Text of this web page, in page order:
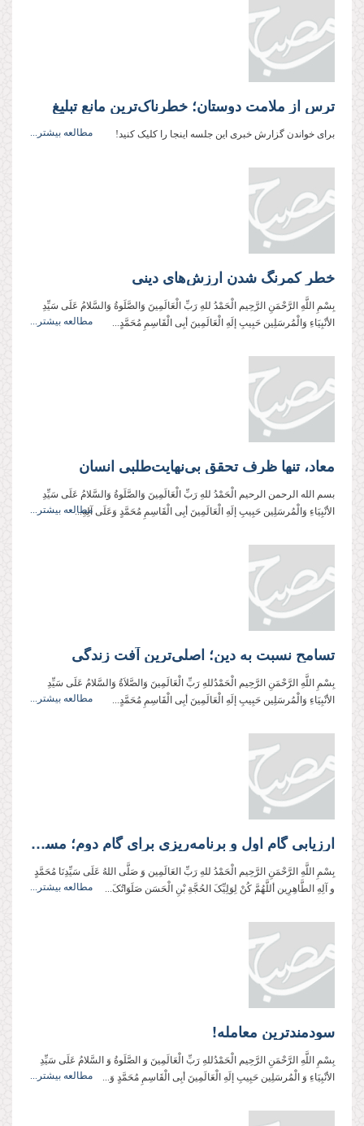
ترس از ملامت دوستان؛ خطرناک‌ترین مانع تبلیغ
برای خواندن گزارش خبری این جلسه اینجا را کلیک کنید! مطالعه بیشتر...
خطر کمرنگ شدن ارزش‌های دینی
بِسْمِ اللَّهِ الرَّحْمَنِ الرَّحِیم الْحَمْدُ للهِ رَبِّ الْعَالَمِینَ وَالصَّلَوةُ وَالسَّلامُ عَلَی سَیِّدِ
الأنْبِیَاءِ وَالْمُرسَلِین حَبِیبِ إلَهِ الْعَالَمِینَ أبِی الْقَاسِمِ مُحَمَّدٍ...
مطالعه بیشتر...
معاد، تنها ظرف تحقق بی‌نهایت‌طلبی انسان
بسم الله الرحمن الرحیم الْحَمْدُ للهِ رَبِّ الْعَالَمِینَ وَالصَّلَوةُ وَالسَّلامُ عَلَی سَیِّدِ
الأنْبِیَاءِ وَالْمُرسَلِین حَبِیبِ إلَهِ الْعَالَمِینَ أبِی الْقَاسِمِ مُحَمَّدٍ وَعَلَی آلِهِ...مطالعه بیشتر...
تسامح نسبت به دین؛ اصلی‌ترین آفت زندگی
بِسْمِ اللَّهِ الرَّحْمَنِ الرَّحِیم الْحَمْدُللهِ رَبِّ الْعَالَمِینَ وَالصَّلاَةُ وَالسَّلامُ عَلَی سَیِّدِ
الأنْبِیَاءِ وَالْمُرسَلِین حَبِیبِ إلَهِ الْعَالَمِینَ أبِی الْقَاسِمِ مُحَمَّدٍ...
مطالعه بیشتر...
ارزیابی گام اول و برنامه‌ریزی برای گام دوم؛ مسئولان نظام و روحانیت
بِسْمِ اللَّهِ الرَّحْمَنِ الرَّحِيم الْحَمْدُ للهِ رَبِّ العَالَمِین وَ صَلَّی اللهُ عَلَی سَیِّدِنَا مُحَمَّدٍ
و آلِهِ الطَّاهِرِین أللَّهُمَّ کُنْ لِوَلِیِّکَ الحُجَّةِ بْنِ الْحَسَن صَلَوَاتُکَ...
مطالعه بیشتر...
سودمندترین معامله!
بِسْمِ اللَّهِ الرَّحْمَنِ الرَّحِيم الْحَمْدُللهِ رَبِّ الْعَالَمِینَ وَ الصَّلَوةُ وَ السَّلامُ عَلَی سَیِّدِ
الأنْبِیَاءِ وَ الْمُرسَلِین حَبِیبِ إلَهِ الْعَالَمِینَ أبِی الْقَاسِمِ مُحَمَّدٍ وَ...
مطالعه بیشتر...